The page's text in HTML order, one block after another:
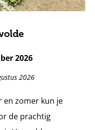
2026
2026
en zomer kun je
de prachtig